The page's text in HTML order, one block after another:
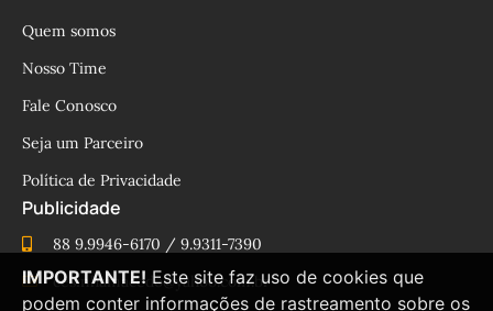
Quem somos
Nosso Time
Fale Conosco
Seja um Parceiro
Política de Privacidade
Publicidade
88 9.9946-6170 / 9.9311-7390
cesinhamacedo@yahoo.com.br
IMPORTANTE! Este site faz uso de cookies que
podem conter informações de rastreamento sobre os